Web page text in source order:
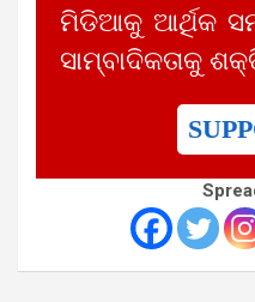
ମିଡିଆକୁ ଆର୍ଥିକ
ସାମ୍ବାଦିକତାକୁ